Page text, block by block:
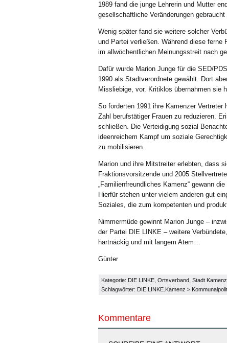
1989 fand die junge Lehrerin und Mutter
gesellschaftliche Veränderungen
Wenig später fand sie weitere solcher
und Partei verließen. Während diese ferne
im allwöchentlichen Meinungsstreit nach
Dafür wurde Marion Junge für die SED/
1990 als Stadtverordnete gewählt. Dort
Missliebige, vor. Kritiklos übernahmen sie
So forderten 1991 ihre Kamenzer
Zahl berufstätiger Frauen zu reduzieren.
schließen. Die Verteidigung sozial
ideenreichem Kampf um soziale
zu mobilisieren.
Marion und ihre Mitstreiter erlebten, dass
Fraktionsvorsitzende und 2005
„Familienfreundliches Kamenz“ gewann
Hierfür stehen unter vielem anderen gut
Soziales, die zum kompetenten und
Nimmermüde gewinnt Marion Junge –
der Partei DIE LINKE – weitere
hartnäckig und mit langem Atem…
Günter
Kategorie: DIE LINKE Ortsverband Stadt Kamenz
Schlagwörter: DIE LINKE.Kamenz >
Kommentare